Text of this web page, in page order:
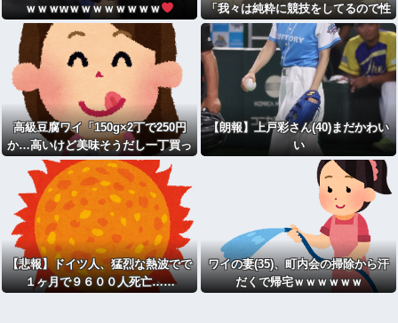
ｗｗｗwｗｗｗｗｗｗｗｗ
「我々は純粋に競技をしてるので性
的な目で見ないでください！！」
高級豆腐ワイ「150g×2丁で250円
か…高いけど美味そうだし一丁買っ
てみるか！」
【朗報】上戸彩さん(40)まだかわい
い
【悲報】ドイツ人、猛烈な熱波でで
１ヶ月で９６００人死亡……
ワイの妻(35)、町内会の掃除から汗
だくで帰宅ｗｗｗｗｗｗ